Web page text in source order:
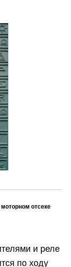
отсеке
и реле
по ходу